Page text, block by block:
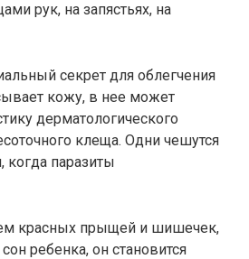
рук, на запястьях, на
секрет для облегчения
кожу, в нее может
дерматологического
клеща. Одни чешутся
когда паразиты
красных прыщей и шишечек,
ребенка, он становится